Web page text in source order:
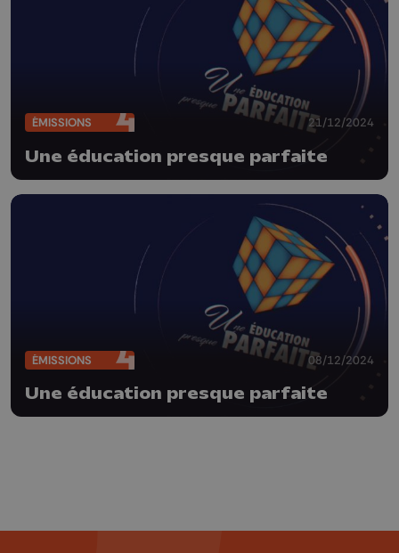
ÉMISSIONS 21/12/2024
Une éducation presque parfaite
ÉMISSIONS 08/12/2024
Une éducation presque parfaite